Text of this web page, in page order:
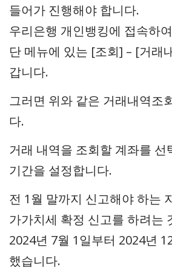
들어가 진행해야 합니다.
우리은행 개인뱅킹에 접속하
단 메뉴에 있는 [조회] – [거래
갑니다.
그러면 위와 같은 거래내역조
다.
거래 내역을 조회할 계좌를 선
기간을 설정합니다.
전 1월 말까지 신고해야 하는
가가치세 확정 신고를 하려는
2024년 7월 1일부터 2024년
했습니다.